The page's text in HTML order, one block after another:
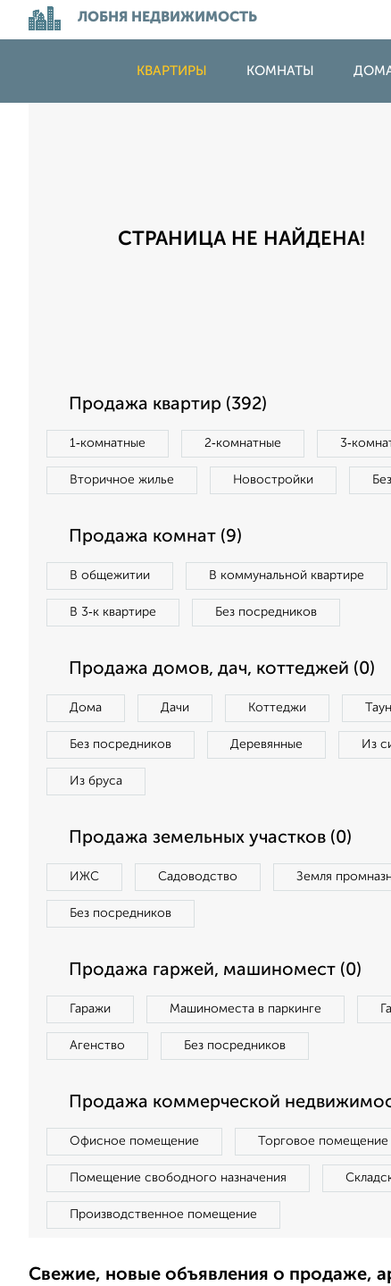
ЛОБНЯ НЕДВИЖИМОСТЬ
КВАРТИРЫ КОМНАТЫ
СТРАНИЦА НЕ НАЙДЕНА!
Продажа квартир (392)
1‑комнатные 2‑комнатные
Вторичное жилье Новостройки
Продажа комнат (9)
В общежитии В коммунальной квартире
В 3‑к квартире Без посредников
Продажа домов, дач, коттеджей (0)
Дома Дачи Коттеджи
Без посредников Деревянные Из
Из бруса
Продажа земельных участков (0)
ИЖС Садоводство Земля
Без посредников
Продажа гаржей, машиномест (0)
Гаражи Машиноместа в паркинге
Агенство Без посредников
Продажа коммерческой
Офисное помещение Торговое помещение
Помещение свободного назначения
Производственное помещение
Свежие, новые объявления о продаже,